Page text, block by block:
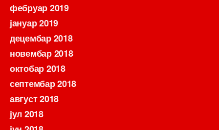
фебруар 2019
јануар 2019
децембар 2018
новембар 2018
октобар 2018
септембар 2018
август 2018
јул 2018